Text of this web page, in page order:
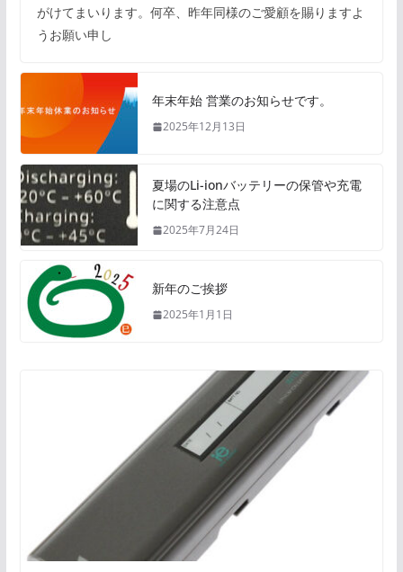
がけてまいります。何卒、昨年同様のご愛顧を賜りますよ
うお願い申し
年末年始 営業のお知らせです。
2025年12月13日
夏場のLi-ionバッテリーの保管や充電
に関する注意点
2025年7月24日
新年のご挨拶
2025年1月1日